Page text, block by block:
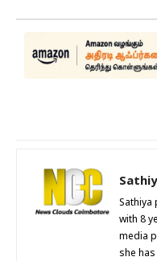
Sathiya
with 8
media
she